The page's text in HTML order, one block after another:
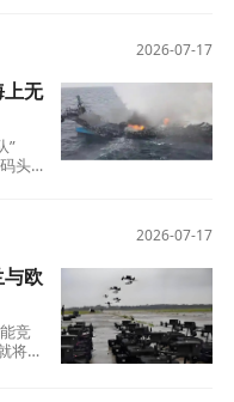
2026-07-17
上无
”
头转
2026-07-17
欧
竞
将在